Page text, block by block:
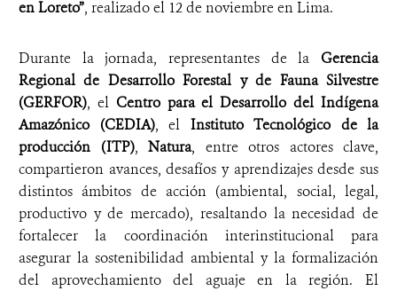
en Loreto”, realizado el 12 de noviembre en Lima.
Durante la jornada, representantes de la Gerencia
Regional de Desarrollo Forestal y de Fauna Silvestre
(GERFOR), el Centro para el Desarrollo del Indígena
Amazónico (CEDIA), el Instituto Tecnológico de la
producción (ITP), Natura, entre otros actores clave,
compartieron avances, desafíos y aprendizajes desde sus
distintos ámbitos de acción (ambiental, social, legal,
productivo y de mercado), resaltando la necesidad de
fortalecer la coordinación interinstitucional para
asegurar la sostenibilidad ambiental y la formalización
del aprovechamiento del aguaje en la región. El